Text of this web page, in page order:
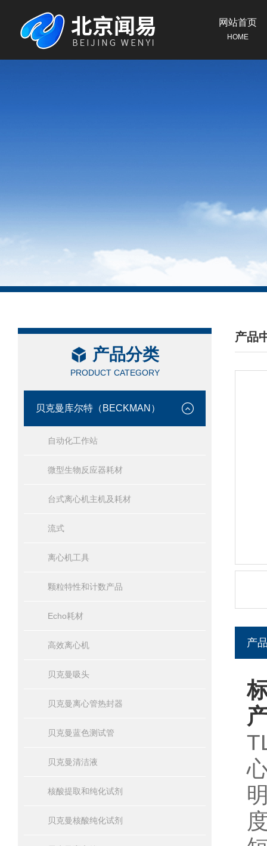
网站首页
HOME
产品分类
PRODUCT CATEGORY
贝克曼库尔特（BECKMAN）
自动化工作站
微型生物反应器耗材
台式离心机主机及耗材
流式
离心机工具
颗粒特性和计数产品
Echo耗材
高效离心机
贝克曼吸头
贝克曼离心管热封器
贝克曼蓝色测试管
贝克曼清洁液
核酸提取和纯化试剂
贝克曼核酸纯化试剂
产品
/
产